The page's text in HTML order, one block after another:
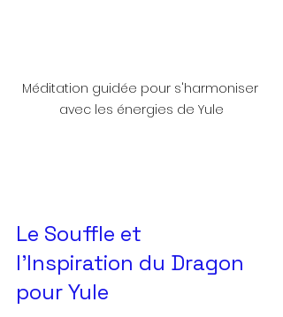
Méditation guidée pour s'harmoniser
avec les énergies de Yule
Le Souffle et
l'Inspiration du Dragon
pour Yule